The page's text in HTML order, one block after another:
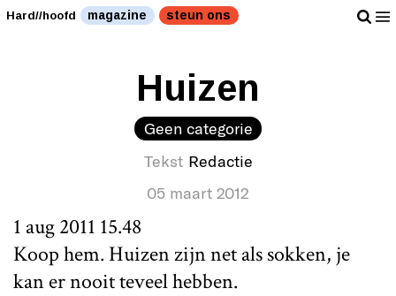
Hard//hoofd magazine steun ons
Huizen
Geen categorie
Tekst Redactie
05 maart 2012
1 aug 2011 15.48
Koop hem. Huizen zijn net als sokken, je
kan er nooit teveel hebben.